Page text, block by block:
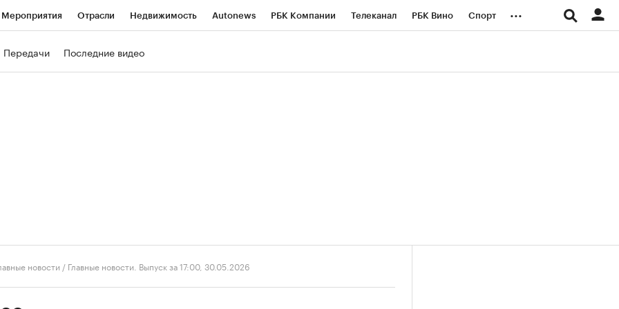
Мероприятия Отрасли Недвижимость Autonews РБК Компании Телеканал РБК Вино Спорт ...
Передачи Последние видео
новости / Главные новости. Выпуск за 17:00, 30.05.2026